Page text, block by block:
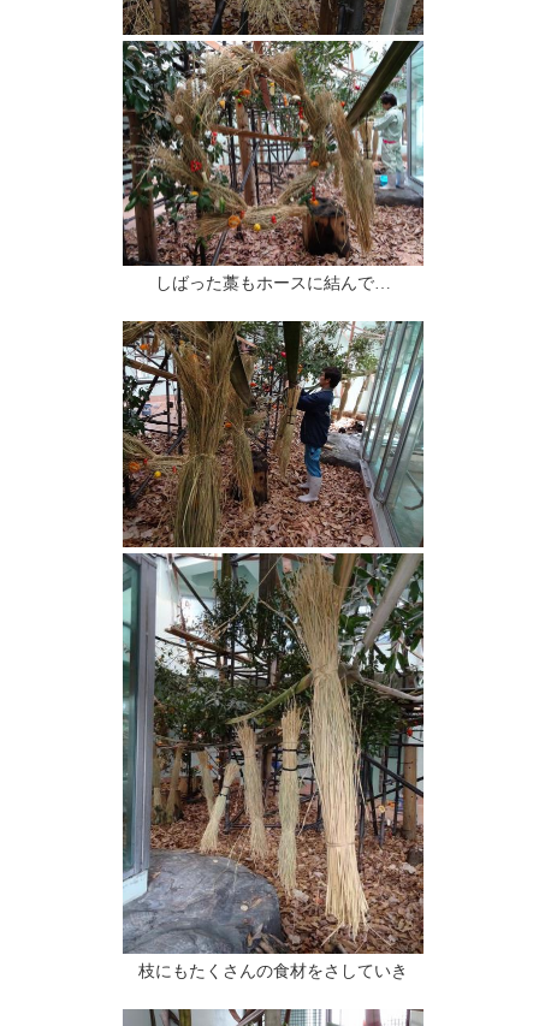
しばった藁もホースに結んで…
枝にもたくさんの食材をさしていき